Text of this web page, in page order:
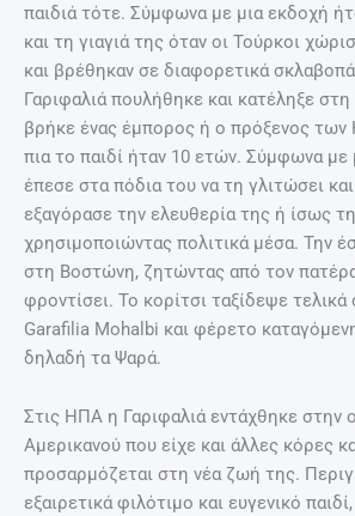
παιδιά τότε. Σύμφωνα με μια εκδοχή
και τη γιαγιά της όταν οι Τούρκοι
και βρέθηκαν σε διαφορετικά
Γαριφαλιά πουλήθηκε και κατέληξε
βρήκε ένας έμπορος ή ο πρόξενος
πια το παιδί ήταν 10 ετών. Σύμφωνα με
έπεσε στα πόδια του να τη γλιτώσει
εξαγόρασε την ελευθερία της ή ίσως
χρησιμοποιώντας πολιτικά μέσα. Την
στη Βοστώνη, ζητώντας από τον
φροντίσει. Το κορίτσι ταξίδεψε
Garafilia Mohalbi και φέρετο
δηλαδή τα Ψαρά.
Στις ΗΠΑ η Γαριφαλιά εντάχθηκε στην
Αμερικανού που είχε και άλλες κόρες
προσαρμόζεται στη νέα ζωή της.
εξαιρετικά φιλότιμο και ευγενικό